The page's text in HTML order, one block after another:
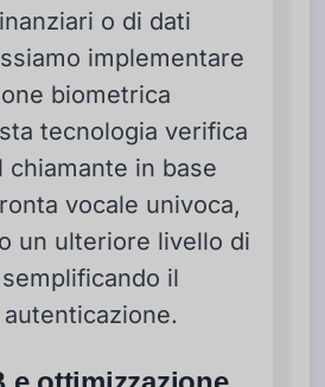
o di dati
implementare
biometrica
tecnologia verifica
in base
vocale univoca,
un ulteriore livello di
il